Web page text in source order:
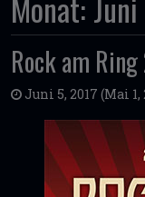
Rock am
Juni 5, 2017 (Mai 1,